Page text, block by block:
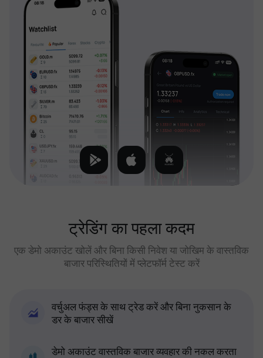
ट्रेडिंग का पहला कदम
एक डेमो अकाउंट खोलें और बिना किसी निवेश या जोखिम के वास्तविक
बाजार परिस्थितियों में प्लेटफॉर्म टेस्ट करें
वर्चुअल फंड्स के साथ ट्रेड करें और बिना नुकसान के
डर के बाजार सीखें
डेमो अकाउंट वास्तविक बाजार व्यवहार की नकल करता